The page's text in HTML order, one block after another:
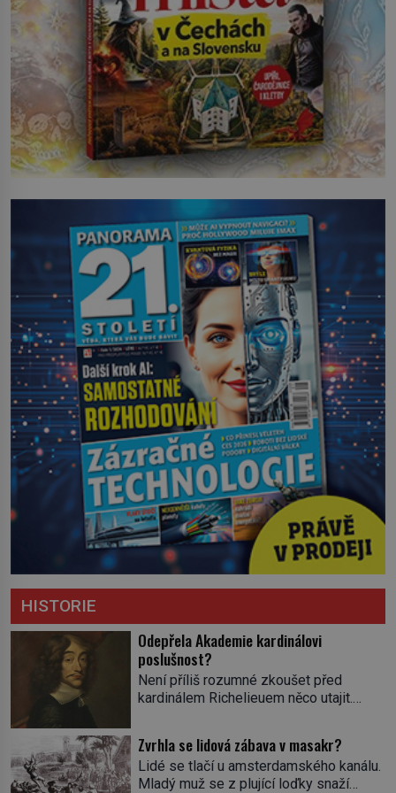
HISTORIE
Odepřela Akademie kardinálovi
poslušnost?
Není příliš rozumné zkoušet před
kardinálem Richelieuem něco utajit.
rázně zatočit. Od roku 1629 se
setkávají v pařížském domě
spisovatele Valentina Conrarta (1603–
Zvrhla se lidová zábava v masakr?
Lidé se tlačí u amsterdamského kanálu.
Mladý muž se z plující loďky snaží